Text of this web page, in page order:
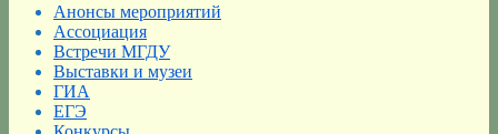
Анонсы мероприятий
Ассоциация
Встречи МГДУ
Выставки и музеи
ГИА
ЕГЭ